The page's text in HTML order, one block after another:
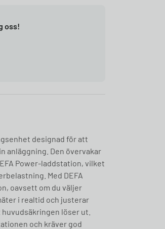
oss!
designad för att
anläggning. Den övervakar
Power-laddstation, vilket
Med DEFA
oavsett om du väljer
i realtid och justerar
löser ut.
och kräver god